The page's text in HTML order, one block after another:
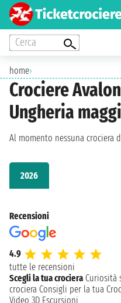
Cerca
home›
Crociere
Ungheria
2026
Al momento nessuna crociera
Recensioni
4.9
tutte le recensioni
Scegli la tua crociera Curiosità
crociera Consigli per la tua
Video 3D Escursioni